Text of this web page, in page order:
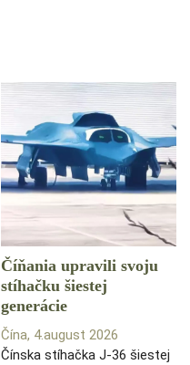
Číňania upravili svoju
stíhačku šiestej
generácie
Čína, 4.august 2026
Čínska stíhačka J-36 šiestej